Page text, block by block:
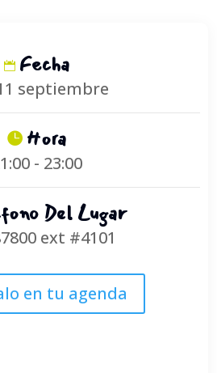
Fecha
septiembre
Hora
- 23:00
Del Lugar
ext #4101
en tu agenda